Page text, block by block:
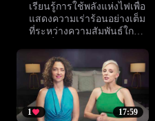
เรียนรู้การใช้พลังแห่งไฟเพื่อ
แสดงความเร่าร้อนอย่างเต็ม
ที่ระหว่างความสัมพันธ์ใกล้
คู่รักให้ลึกซึ้งยิ่งขึ้นผ่านการ
สัมผัสที่จริงใจ
17:59
1